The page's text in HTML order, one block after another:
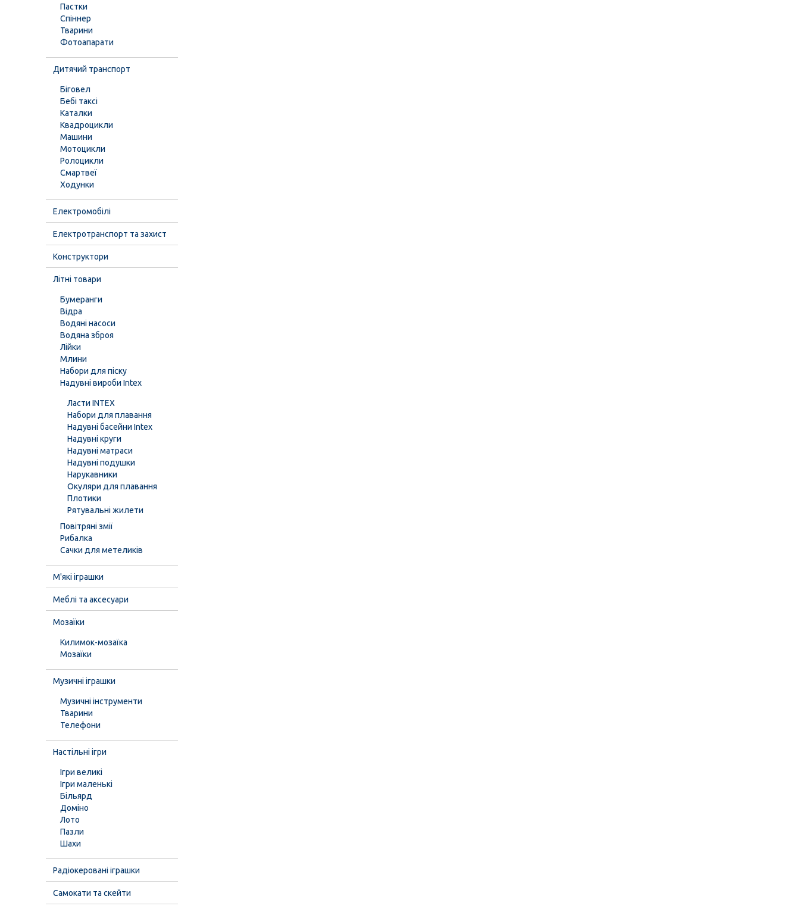
Пастки
Спіннер
Тварини
Фотоапарати
Дитячий транспорт
Біговел
Бебі таксі
Каталки
Квадроцикли
Машини
Мотоцикли
Ролоцикли
Смартвеї
Ходунки
Електромобілі
Електротранспорт та захист
Конструктори
Літні товари
Бумеранги
Відра
Водяні насоси
Водяна зброя
Лійки
Млини
Набори для піску
Надувні вироби Intex
Ласти INTEX
Набори для плавання
Надувні басейни Intex
Надувні круги
Надувні матраси
Надувні подушки
Нарукавники
Окуляри для плавання
Плотики
Рятувальні жилети
Повітряні змії
Рибалка
Сачки для метеликів
М'які іграшки
Меблі та аксесуари
Мозаїки
Килимок-мозаїка
Мозаїки
Музичні іграшки
Музичні інструменти
Тварини
Телефони
Настільні ігри
Ігри великі
Ігри маленькі
Більярд
Доміно
Лото
Пазли
Шахи
Радіокеровані іграшки
Самокати та скейти